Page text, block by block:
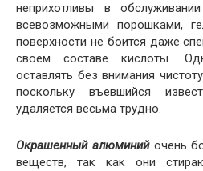
неприхотливы в
всевозможными порошками,
поверхности не боится даже
своем составе кислоты.
оставлять без внимания
поскольку въевшийся
удаляется весьма трудно.
Окрашенный алюминийочень
веществ, так как они